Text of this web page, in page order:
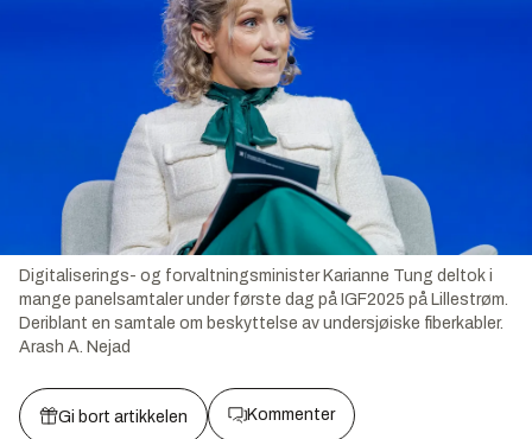
Digitaliserings- og forvaltningsminister Karianne Tung deltok i
mange panelsamtaler under første dag på IGF2025 på Lillestrøm.
Deriblant en samtale om beskyttelse av undersjøiske fiberkabler.
Arash A. Nejad
Gi bort artikkelen Kommenter